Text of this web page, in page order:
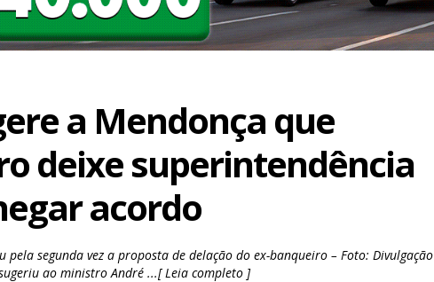
a Mendonça que
deixe superintendência
acordo
pela segunda vez a proposta de delação do ex-banqueiro – Foto: Divulgação
ao ministro André ...[ Leia completo ]